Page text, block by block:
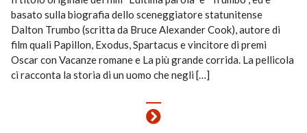
basato sulla biografia dello sceneggiatore statunitense
Dalton Trumbo (scritta da Bruce Alexander Cook), autore di
film quali Papillon, Exodus, Spartacus e vincitore di premi
Oscar con Vacanze romane e La più grande corrida. La pellicola
ci racconta la storia di un uomo che negli […]